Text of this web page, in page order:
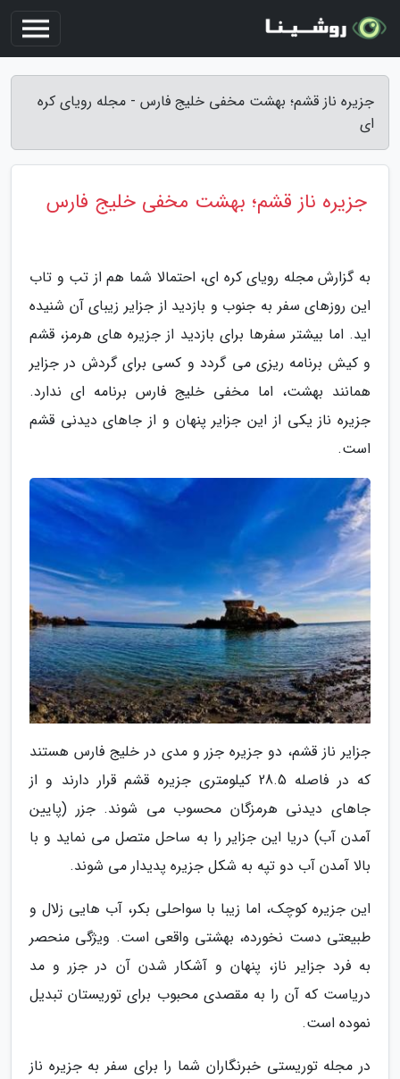
جزیره ناز قشم؛ بهشت مخفی خلیج فارس - مجله رویای کره
ای
جزیره ناز قشم؛ بهشت مخفی خلیج فارس
به گزارش مجله رویای کره ای، احتمالا شما هم از تب و تاب
این روزهای سفر به جنوب و بازدید از جزایر زیبای آن شنیده
اید. اما بیشتر سفرها برای بازدید از جزیره های هرمز، قشم
و کیش برنامه ریزی می گردد و کسی برای گردش در جزایر
همانند بهشت، اما مخفی خلیج فارس برنامه ای ندارد.
جزیره ناز یکی از این جزایر پنهان و از جاهای دیدنی قشم
است.
جزایر ناز قشم، دو جزیره جزر و مدی در خلیج فارس هستند
که در فاصله 28.5 کیلومتری جزیره قشم قرار دارند و از
جاهای دیدنی هرمزگان محسوب می شوند. جزر (پایین
آمدن آب) دریا این جزایر را به ساحل متصل می نماید و با
بالا آمدن آب دو تپه به شکل جزیره پدیدار می شوند.
این جزیره کوچک، اما زیبا با سواحلی بکر، آب هایی زلال و
طبیعتی دست نخورده، بهشتی واقعی است. ویژگی منحصر
به فرد جزایر ناز، پنهان و آشکار شدن آن در جزر و مد
دریاست که آن را به مقصدی محبوب برای توریستان تبدیل
نموده است.
در مجله توریستی خبرنگاران شما را برای سفر به جزیره ناز